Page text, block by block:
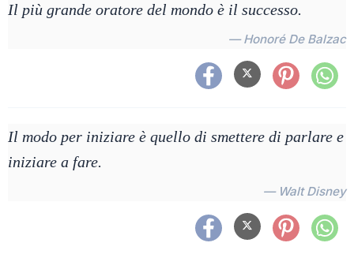
Il più grande oratore del mondo è il successo.
— Honoré De Balzac
Il modo per iniziare è quello di smettere di parlare e
iniziare a fare.
— Walt Disney